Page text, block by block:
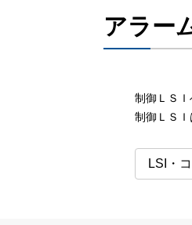
アラー
制御ＬＳ
制御ＬＳＩ
LSI・